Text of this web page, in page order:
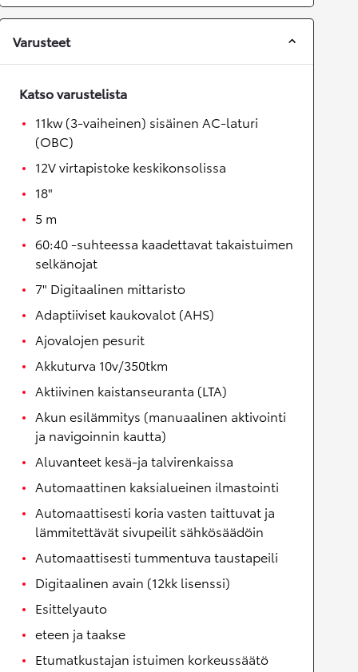
Varusteet
Katso varustelista
11kw (3-vaiheinen) sisäinen AC-laturi
(OBC)
12V virtapistoke keskikonsolissa
18"
5 m
60:40 -suhteessa kaadettavat takaistuimen
selkänojat
7" Digitaalinen mittaristo
Adaptiiviset kaukovalot (AHS)
Ajovalojen pesurit
Akkuturva 10v/350tkm
Aktiivinen kaistanseuranta (LTA)
Akun esilämmitys (manuaalinen aktivointi
ja navigoinnin kautta)
Aluvanteet kesä-ja talvirenkaissa
Automaattinen kaksialueinen ilmastointi
Automaattisesti koria vasten taittuvat ja
lämmitettävät sivupeilit sähkösäädöin
Automaattisesti tummentuva taustapeili
Digitaalinen avain (12kk lisenssi)
Esittelyauto
eteen ja taakse
Etumatkustajan istuimen korkeussäätö